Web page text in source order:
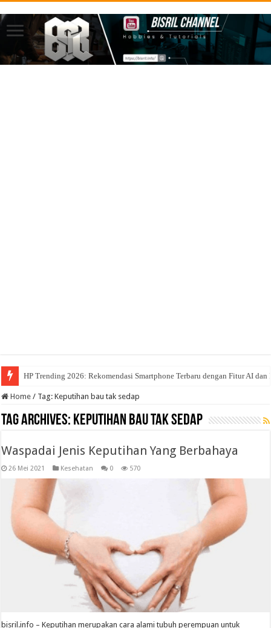
HP Trending 2026: Rekomendasi Smartphone Terbaru dengan Fitur AI dan
Home / Tag:Keputihan bau tak sedap
Tag Archives: Keputihan bau tak sedap
Waspadai Jenis Keputihan Yang Berbahaya
26 Mei 2021 Kesehatan 0 570
bisril.info – Keputihan merupakan cara alami tubuh perempuan untuk